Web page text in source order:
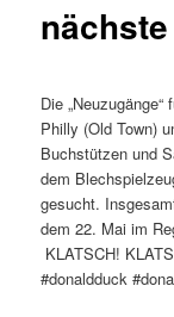
Die
Philly (Old Town)
Buchstützen und
dem
gesucht.
dem 22. Mai im
KLATSCH!
#donaldduck